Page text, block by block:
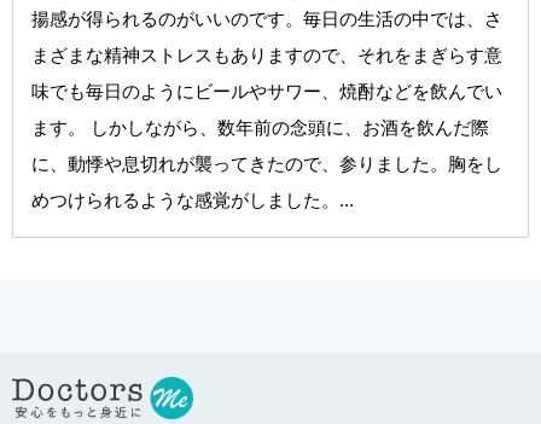
揚感が得られるのがいいのです。毎日の生活の中では、さ
まざまな精神ストレスもありますので、それをまぎらす意
味でも毎日のようにビールやサワー、焼酎などを飲んでい
ます。 しかしながら、数年前の念頭に、お酒を飲んだ際
に、動悸や息切れが襲ってきたので、参りました。胸をし
めつけられるような感覚がしました。...